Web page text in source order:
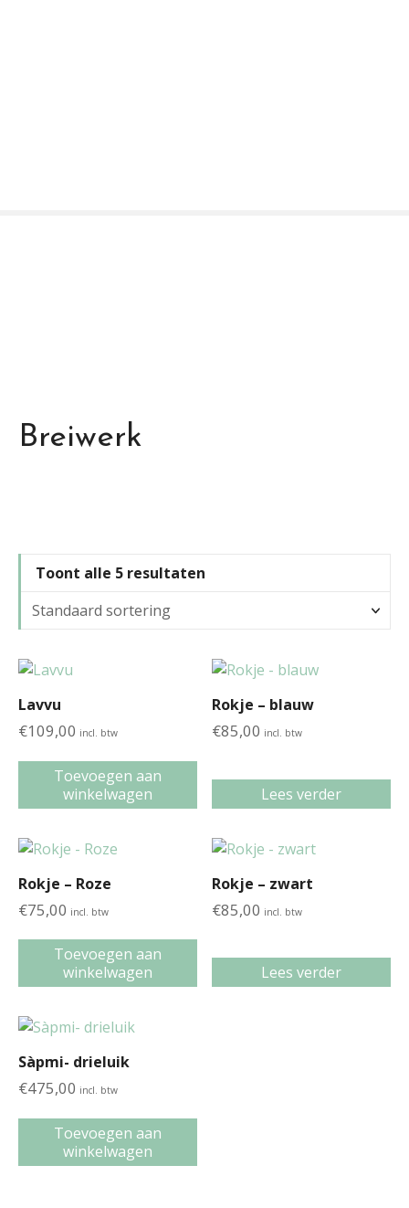
Breiwerk
Toont alle 5 resultaten
Lavvu
€109,00 incl. btw
Toevoegen aan
winkelwagen
Rokje – blauw
€85,00 incl. btw
Lees verder
Rokje – Roze
€75,00 incl. btw
Toevoegen aan
winkelwagen
Rokje – zwart
€85,00 incl. btw
Lees verder
Sàpmi- drieluik
€475,00 incl. btw
Toevoegen aan
winkelwagen